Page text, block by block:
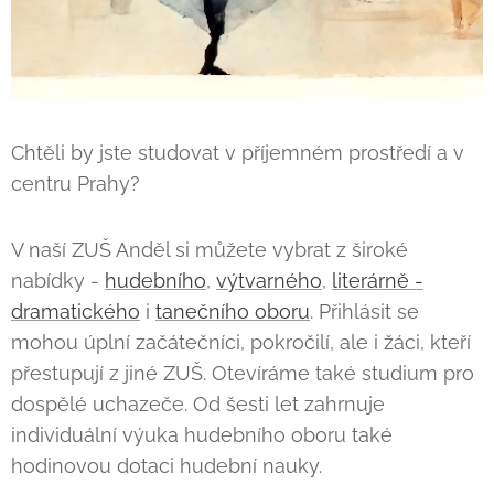
Chtěli by jste studovat v příjemném prostředí a v
centru Prahy?
V naší ZUŠ Anděl si můžete vybrat z široké
nabídky - hudebního, výtvarného, literárně -
dramatického i tanečního oboru. Přihlásit se
mohou úplní začátečníci, pokročilí, ale i žáci, kteří
přestupují z jiné ZUŠ. Otevíráme také studium pro
dospělé uchazeče. Od šesti let zahrnuje
individuální výuka hudebního oboru také
hodinovou dotaci hudební nauky.